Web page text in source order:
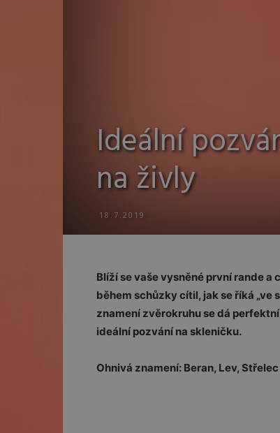
Ideální
na živly
18.7.2019
Blíží se vaše vysněné první rande
během schůzky cítil, jak se říká „ve
znamení zvěrokruhu se dá
ideální pozvání na skleničku.
Ohnivá znamení: Beran, Lev, Střelec